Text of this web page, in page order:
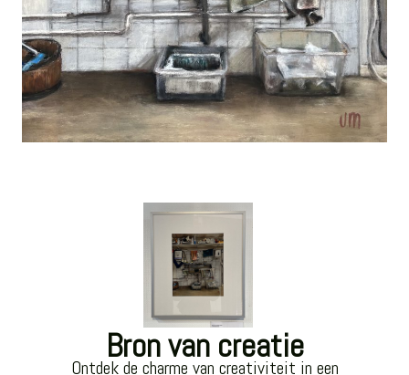
Bron van creatie
Ontdek de charme van creativiteit in een